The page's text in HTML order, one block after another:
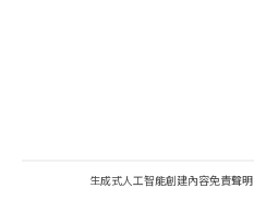
生成式人工智能創建內容免責聲明